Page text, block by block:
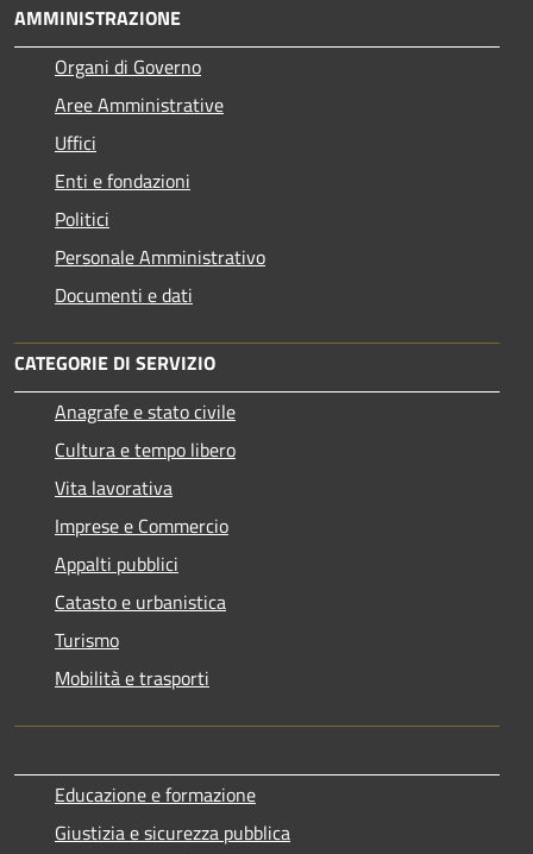
AMMINISTRAZIONE
Organi di Governo
Aree Amministrative
Uffici
Enti e fondazioni
Politici
Personale Amministrativo
Documenti e dati
CATEGORIE DI SERVIZIO
Anagrafe e stato civile
Cultura e tempo libero
Vita lavorativa
Imprese e Commercio
Appalti pubblici
Catasto e urbanistica
Turismo
Mobilità e trasporti
Educazione e formazione
Giustizia e sicurezza pubblica